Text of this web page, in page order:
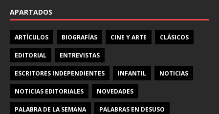
APARTADOS
ARTÍCULOS BIOGRAFÍAS CINE Y ARTE CLÁSICOS
EDITORIAL ENTREVISTAS
ESCRITORES INDEPENDIENTES INFANTIL NOTICIAS
NOTICIAS EDITORIALES NOVEDADES
PALABRA DE LA SEMANA PALABRAS EN DESUSO